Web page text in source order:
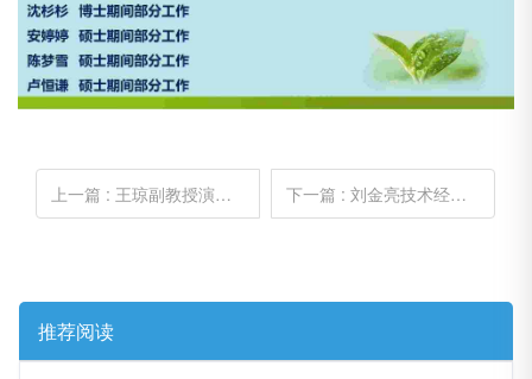
上一篇 : 王琼副教授演讲报告：重庆黔江民族风味食品开发与研究 下一篇 : 刘金亮技术经理演讲报告：食品实验室建设痛点与安全运营
推荐阅读